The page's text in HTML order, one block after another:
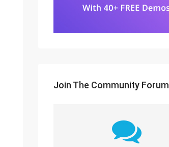
Join The Community Forum